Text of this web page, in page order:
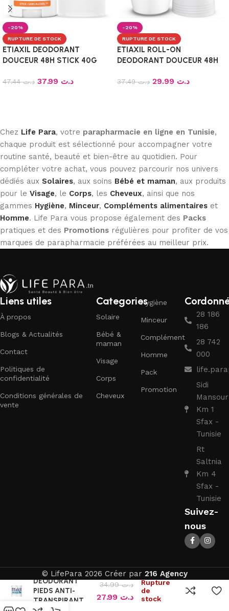
-20%
RUPTURE DE STOCK
ETIAXIL DEODORANT
DOUCEUR 48H STICK 40G
د.ت47.44 د.ت
-20%
RUPTURE DE STOCK
ETIAXIL ROLL-ON
DEODORANT DOUCEUR 48H
د.ت37.49 د.ت
Chez Life Para, votre parapharmacie en ligne en Tunisie,
chaque produit est sélectionné pour accompagner votre
routine santé, beauté et bien-être au quotidien. Pour
compléter votre achat, vous pouvez parcourir nos univers
dédiés aux Solaires, aux soins Bébé et maman, aux produits
pour le Visage, le Corps, les Cheveux, ainsi que nos
gammes Hygiène, Minceur, Compléments alimentaires et
Homme. Life Para vous propose également des Packs
pratiques et des Promotions régulières pour profiter de vos
marques de parapharmacie préférées au meilleur prix.
Liens utiles
À propos
Blogs & Actualités
Contact
Politiques de
confidentialité
Conditions générales de
vente
Categories
Solaire
Bébé &
maman
Visage
Corps
Cheveux
Hygiène
Minceur
Complément
Homme
Pack
Promotion
28 186
186
28 742
000
Sidi
Mansour
Km 1
Sfax -
Tunisie
Rt
Saltnia
Km 4
Sfax -
Tunisie
Suivez-
nous
© LifePara 2026 Créer par 216 Agency
ETIAXIL
DEODORANT
PIEDS ANTI-
TRANSPIRANT
د.ت34.99
د.ت
Rupture
de
stock